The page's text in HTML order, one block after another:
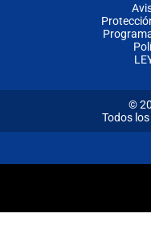
©
Todos